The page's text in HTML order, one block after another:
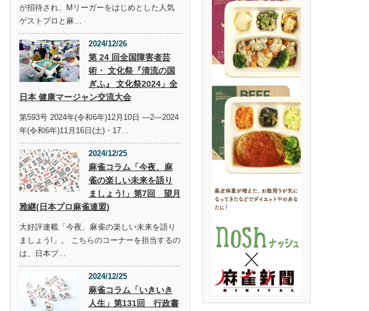
が招待され、Mリーガーをはじめとした人気
ゲストプロと麻…
2024/12/26
第 24 回全国障害者芸
術・ 文化祭『清流の国
ぎふ』 文化祭2024」全
日本 健康マージャン交流大会
第593号 2024年(令和6年)12月10日 —2—2024
年(令和6年)11月16日(土)・17…
2024/12/25
麻雀コラム「今夜、麻
雀の楽しい未来を語り
ましょう!」第7回 望月
雅継(日本プロ麻雀連盟)
大好評連載「今夜、麻雀の楽しい未来を語り
ましょう!」。 こちらのコーナーを担当するの
は、日本プ…
2024/12/25
麻雀コラム「いきいき
人生」第131回 行政書